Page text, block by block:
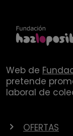
Web de
pretende
laboral de
OFERTAS